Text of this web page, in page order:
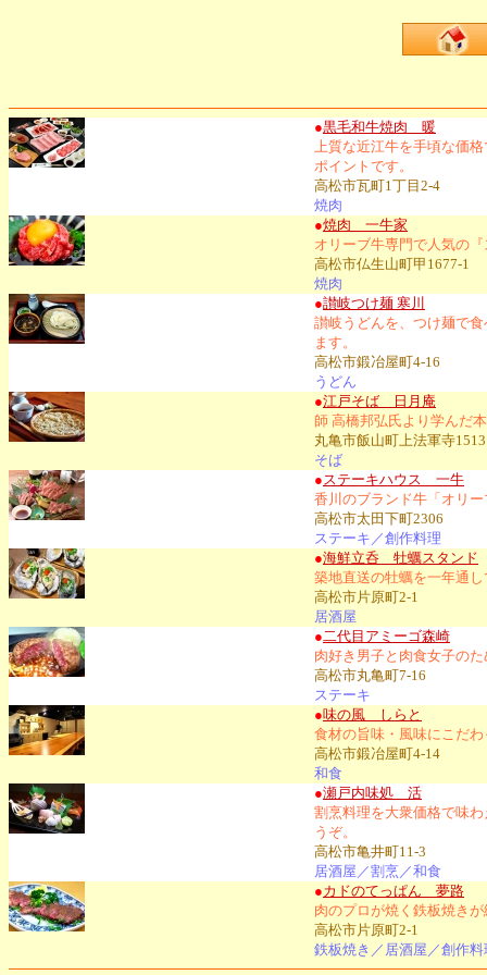
●黒毛和牛焼肉 暖
上質な近江牛を手頃な価
ポイントです。
高松市瓦町1丁目2-4
焼肉
●焼肉 一牛家
オリーブ牛専門で人気の
高松市仏生山町甲1677-1
焼肉
●讃岐つけ麺 寒川
讃岐うどんを、つけ麺で
ます。
高松市鍛冶屋町4-16
うどん
●江戸そば 日月庵
師 高橋邦弘氏より学んだ
丸亀市飯山町上法軍寺1513
そば
● ステーキハウス 一牛
香川のブランド牛「オリ
高松市太田下町2306
ステーキ／創作料理
●海鮮立呑 牡蠣スタンド
築地直送の牡蠣を一年通
高松市片原町2-1
居酒屋
● 二代目アミーゴ森崎
肉好き男子と肉食女子の
高松市丸亀町7-16
ステーキ
●味の風 しらと
食材の旨味・風味にこだ
高松市鍛冶屋町4-14
和食
●瀬戸内味処 活
割烹料理を大衆価格で味
うぞ。
高松市亀井町11-3
居酒屋／割烹／和食
●カドのてっぱん 夢路
肉のプロが焼く鉄板焼き
高松市片原町2-1
鉄板焼き／居酒屋／創作料